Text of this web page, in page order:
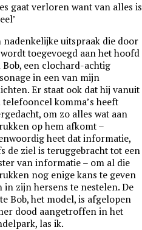
gaat verloren want van alles is
nadenkelijke uitspraak die door
toegevoegd aan het hoofd
Bob, een clochard-achtig
in een van mijn
Er staat ook dat hij vanuit
telefooncel komma’s heeft
om zo alles wat aan
op hem afkomt –
heet dat informatie,
de ziel is teruggebracht tot een
van informatie – om al die
nog enige kans te geven
in zijn hersens te nestelen. De
Bob, het model, is afgelopen
dood aangetroffen in het
las ik.